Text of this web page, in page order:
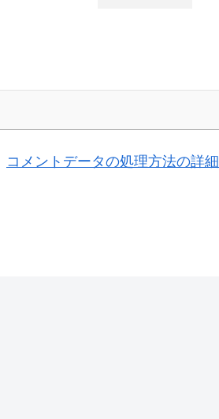
コメントデータの処理方法の詳細